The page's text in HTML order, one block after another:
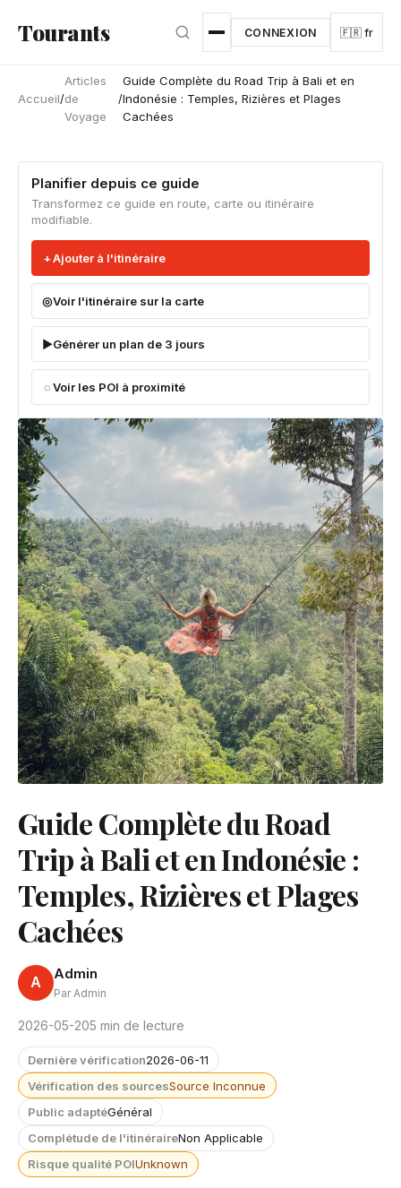
Tourants CONNEXION 🇫🇷 fr
Accueil/
Articles
de
Voyage
/
Guide Complète du Road Trip à Bali et en
Indonésie : Temples, Rizières et Plages
Cachées
Planifier depuis ce guide
Transformez ce guide en route, carte ou itinéraire
modifiable.
Ajouter à l'itinéraire
Voir l'itinéraire sur la carte
Générer un plan de 3 jours
Voir les POI à proximité
Guide Complète du Road
Trip à Bali et en Indonésie :
Temples, Rizières et Plages
Cachées
A Admin
Par Admin
2026-05-205 min de lecture
Dernière vérification2026-06-11
Vérification des sourcesSource Inconnue
Public adaptéGénéral
Complétude de l'itinéraireNon Applicable
Risque qualité POIUnknown